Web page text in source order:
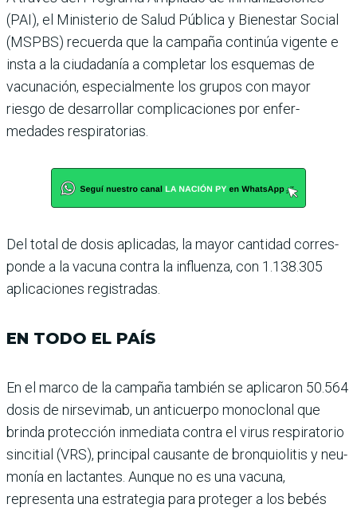
(PAI), el Ministerio de Salud Pública y Bienestar Social
(MSPBS) recuerda que la campaña continúa vigente e
insta a la ciudadanía a com­pletar los esquemas de
vacuna­ción, especialmente los grupos con mayor
riesgo de desarro­llar complicaciones por enfer­
medades respiratorias.
Del total de dosis aplicadas, la mayor cantidad corres­
ponde a la vacuna contra la influenza, con 1.138.305
apli­caciones registradas.
EN TODO EL PAÍS
En el marco de la campaña también se aplicaron 50.564
dosis de nirsevimab, un anticuerpo monoclonal que
brinda protección inmediata contra el virus respiratorio
sincitial (VRS), principal cau­sante de bronquiolitis y neu­
monía en lactantes. Aunque no es una vacuna,
representa una estrategia para proteger a los bebés